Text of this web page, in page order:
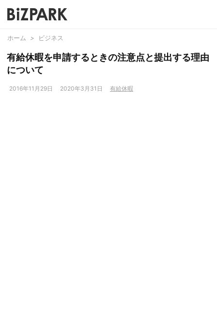
ホーム > ビジネス
有給休暇を申請するときの注意点と提出する理由
について
2016年11月29日 2020年3月31日 有給休暇